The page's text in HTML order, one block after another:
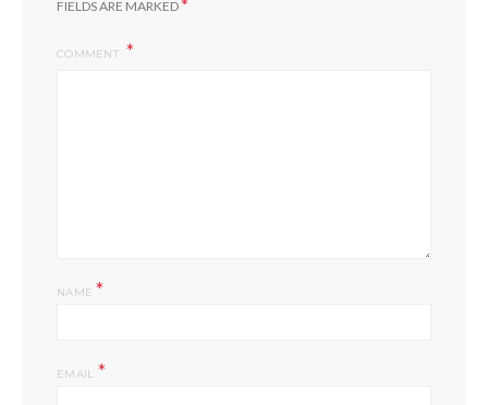
FIELDS ARE MARKED
COMMENT
NAME *
EMAIL *